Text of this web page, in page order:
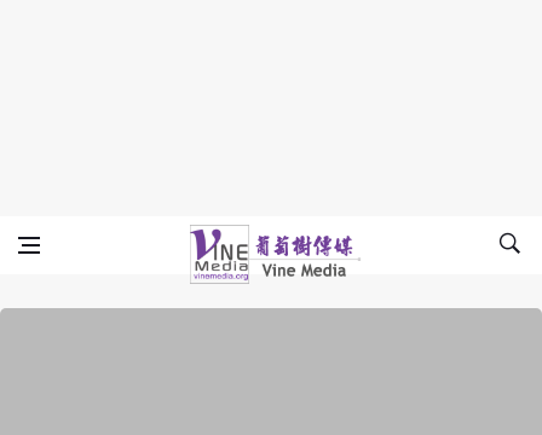
Vine Media
葡萄樹傳媒